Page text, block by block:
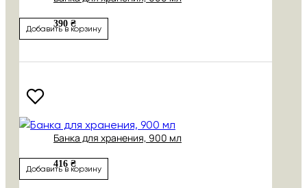
390 ₴
Добавить в корзину
Банка для хранения, 900 мл
416 ₴
Добавить в корзину